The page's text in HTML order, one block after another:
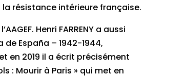
résistance intérieure française.
Henri FARRENY a aussi
España – 1942-1944,
en 2019 il a écrit précisément
: Mourir à Paris » qui met en